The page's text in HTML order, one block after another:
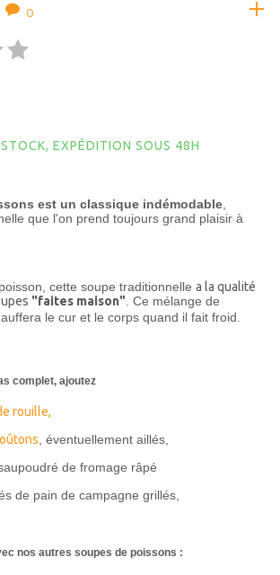
0
EXPÉDITION SOUS 48H
est un classique indémodable
que l'on prend toujours grand plaisir à
cette soupe traditionnelle a la qualité
"faites maison" . Ce mélange de
le cur et le corps quand il fait froid.
complet, ajoutez
rouille,
, éventuellement aillés,
de fromage râpé
de pain de campagne grillés,
nos autres soupes de poissons :